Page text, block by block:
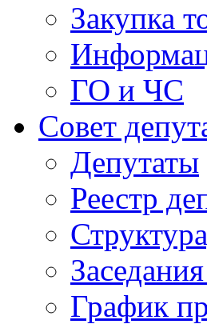
Закупка
ГО и ЧС
Совет
Депутаты
Реестр
График